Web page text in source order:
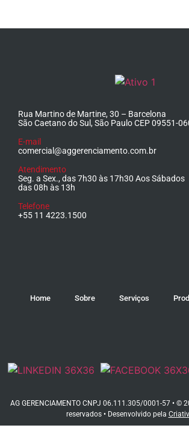
Rua Martino de Martine, 30 – Barcelona
São Caetano do Sul, São Paulo CEP 09551-
E-mail
comercial@aggerenciamento.com.br
Atendimento
Seg. a Sex., das 7h30 às 17h30 Aos Sábados
das 08h às 13h
Telefone
+55 11 4223.1500
Home Sobre Serviços
AG GERENCIAMENTO CNPJ 06.111.305/0001-57 • ©
reservados • Desenvolvido pela